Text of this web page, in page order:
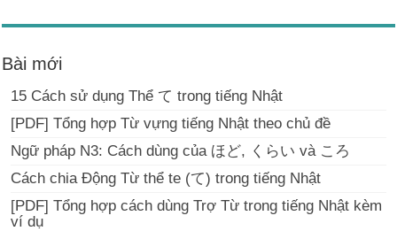
Bài mới
15 Cách sử dụng Thể て trong tiếng Nhật
[PDF] Tổng hợp Từ vựng tiếng Nhật theo chủ đề
Ngữ pháp N3: Cách dùng của ほど, くらい và ころ
Cách chia Động Từ thể te (て) trong tiếng Nhật
[PDF] Tổng hợp cách dùng Trợ Từ trong tiếng Nhật kèm
ví dụ